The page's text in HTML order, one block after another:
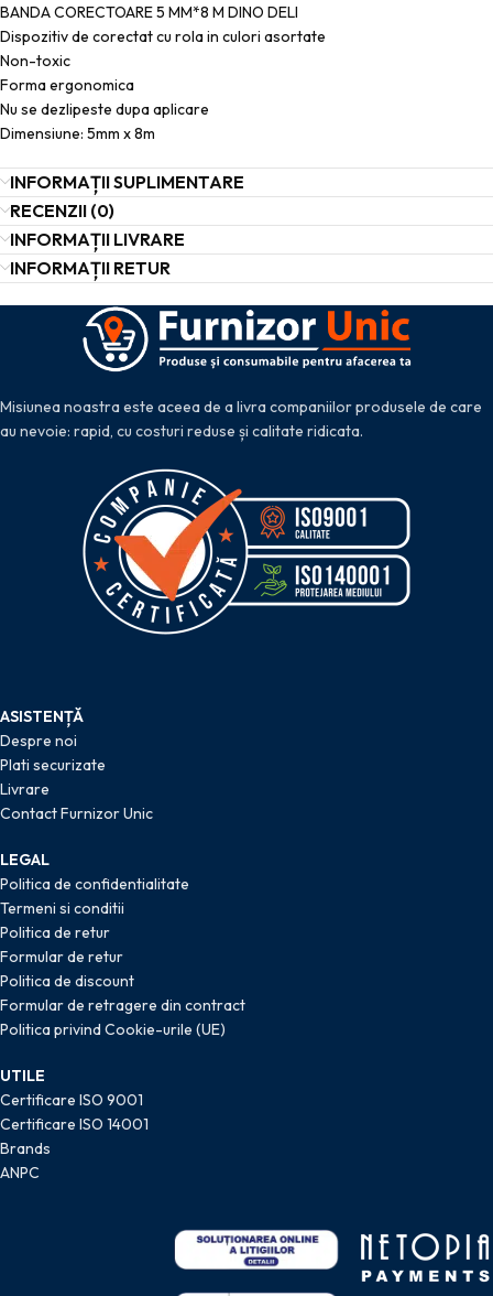
BANDA CORECTOARE 5 MM*8 M DINO DELI
Dispozitiv de corectat cu rola in culori asortate
Non-toxic
Forma ergonomica
Nu se dezlipeste dupa aplicare
Dimensiune: 5mm x 8m
INFORMAȚII SUPLIMENTARE
RECENZII (0)
INFORMAȚII LIVRARE
INFORMAȚII RETUR
Misiunea noastra este aceea de a livra companiilor produsele de care
au nevoie: rapid, cu costuri reduse și calitate ridicata.
ASISTENȚĂ
Despre noi
Plati securizate
Livrare
Contact Furnizor Unic
LEGAL
Politica de confidentialitate
Termeni si conditii
Politica de retur
Formular de retur
Politica de discount
Formular de retragere din contract
Politica privind Cookie-urile (UE)
UTILE
Certificare ISO 9001
Certificare ISO 14001
Brands
ANPC